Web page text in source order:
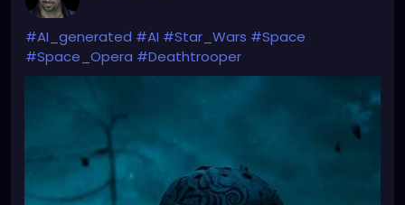
#AI_generated #AI #Star_Wars #Space
#Space_Opera #Deathtrooper